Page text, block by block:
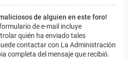
de alguien en este foro!
de e-mail incluye
quién ha enviado tales
contactar con La Administración
completa del mensaje que recibió.